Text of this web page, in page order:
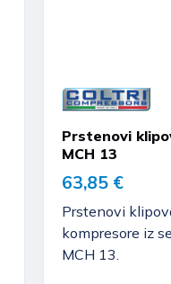
Prstenovi
MCH 13
63,85 €
Prstenovi
kompresore iz
MCH 13.